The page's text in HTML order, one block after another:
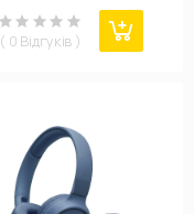
( 0 Відгуків )